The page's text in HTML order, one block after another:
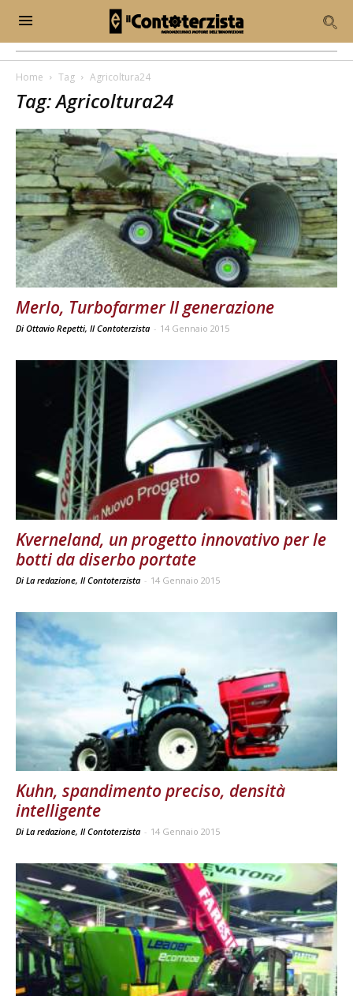
Home Tag Agricoltura24
Tag: Agricoltura24
Merlo, Turbofarmer II generazione
Di Ottavio Repetti, Il Contoterzista - 14 Gennaio 2015
Kverneland, un progetto innovativo per le
botti da diserbo portate
Di La redazione, Il Contoterzista - 14 Gennaio 2015
Kuhn, spandimento preciso, densità
intelligente
Di La redazione, Il Contoterzista - 14 Gennaio 2015